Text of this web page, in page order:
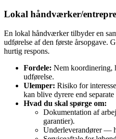
Lokal håndværker/
En lokal håndværker tilbyder en
udførelse af den første årsopgave.
hurtig respons.
Fordele: Nem koordinering,
udførelse.
Ulemper: Risiko for
kan blive dyrere end
Hvad du skal spørge om:
Dokumentation af
garantier).
Underleverandører —